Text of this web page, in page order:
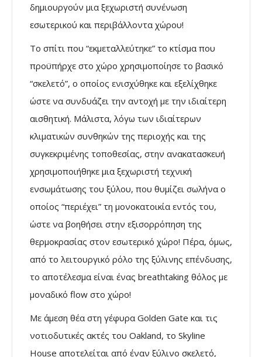
δημιουργούν μια ξεχωριστή συνένωση
εσωτερικού και περιβάλλοντα χώρου!
Το σπίτι που “εκμεταλλεύτηκε” το κτίσμα που
προϋπήρχε στο χώρο χρησιμοποίησε το βασικό
“σκελετό”, ο οποίος ενισχύθηκε και εξελίχθηκε
ώστε να συνδυάζει την αντοχή με την ιδιαίτερη
αισθητική. Μάλιστα, λόγω των ιδιαίτερων
κλιματικών συνθηκών της περιοχής και της
συγκεκριμένης τοποθεσίας, στην ανακατασκευή
χρησιμοποιήθηκε μια ξεχωριστή τεχνική
ενσωμάτωσης του ξύλου, που θυμίζει σωλήνα ο
οποίος “περιέχει” τη μονοκατοικία εντός του,
ώστε να βοηθήσει στην εξισορρόπηση της
θερμοκρασίας στον εσωτερικό χώρο! Πέρα, όμως,
από το λειτουργικό ρόλο της ξύλινης επένδυσης,
το αποτέλεσμα είναι ένας breathtaking θόλος με
μοναδικό flow στο χώρο!
Με άμεση θέα στη γέφυρα Golden Gate και τις
νοτιοδυτικές ακτές του Oakland, το Skyline
House αποτελείται από έναν ξύλινο σκελετό,